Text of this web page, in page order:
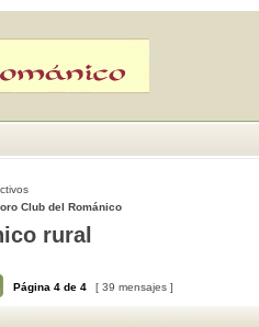
Club del Románico
rural
Página 4 de 4 [ 39 mensajes ]